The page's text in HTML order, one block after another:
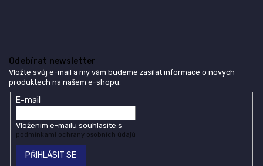
Odebírat newsletter
Vložte svůj e-mail a my vám budeme zasílat informace o nových
produktech na našem e-shopu.
E-mail
Vložením e-mailu souhlasíte s
podmínkami ochrany osobních údajů
PŘIHLÁSIT SE